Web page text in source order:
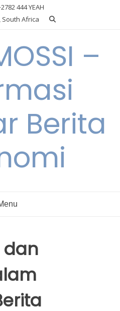
444 YEAH
South Africa
–
Berita
dan